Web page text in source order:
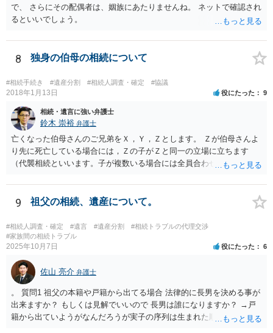
で、 さらにその配偶者は、姻族にあたりませんね。 ネットで確認され
るといいでしょう。
8 独身の伯母の相続について
#相続手続き #遺産分割 #相続人調査・確定 #協議
2018年1月13日 役にたった 9
相続・遺言に強い弁護士
鈴木 崇裕 弁護士
亡くなった伯母さんのご兄弟をＸ，Ｙ，Ｚとします。 Ｚが伯母さんよ
り先に死亡している場合には，Ｚの子がＺと同一の立場に立ちます
（代襲相続といいます。子が複数いる場合には全員合わせてＺと同一
つの相続分を有していますので， そのことを前提として，遺産分割協
議をすることになります（必ずしも３分の１ずつにしなくても，合意
ができれば構いません。）。 今後の対応としては， ①伯母さんの相続
財産（遺産）の全容を整理する（預貯金，有価証券，不動産等の有無
を調べることになります。） ②相続財産に照らし，相続税の申告の準
備をする（税理士の先生にご相談ください。） ③遺産分割協議をする
（ご本人同士で行っても構いませんし，弁護士に相談することもよろ
しいと思います。） ことになります。
9 祖父の相続、遺産について。
#相続人調査・確定 #遺言 #遺産分割
#相続トラブルの代理交渉
#家族間の相続トラブル
2025年10月7日 役にたった 6
佐山 亮介 弁護士
。 質問1 祖父の本籍や戸籍から出てる場合 法律的に長男を決める事が
出来ますか？ もしくは見解でいいので 長男は誰になりますか？ →戸
籍から出ていようがなんだろうが実子の序列は生まれた順ですから、